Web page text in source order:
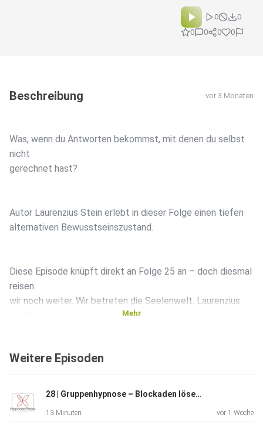
0
0
0
0 0 0
Beschreibung vor 3 Monaten
Was, wenn du Antworten bekommst, mit denen du selbst
nicht
gerechnet hast?
Autor Laurenzius Stein erlebt in dieser Folge einen tiefen
alternativen Bewusstseinszustand.
Diese Episode knüpft direkt an Folge 25 an – doch diesmal
reisen
wir noch weiter. Wir betreten die Seelenwelt. Laurenzius
Laurenzius wundert sich selbst über das, was durch ihn
gesprochen
Mehr
Weitere Episoden
28 | Gruppenhypnose – Blockaden lösen & loslassen
13 Minuten vor 1 Woche